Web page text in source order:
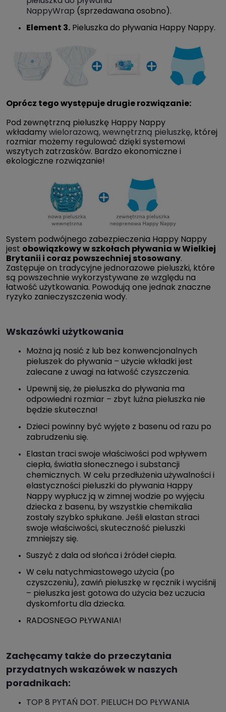
NappyWrap (sprzedawana osobno).
Element 3. Pieluszka do pływania Happy Nappy.
Oprócz tego występuje drugie rozwiązanie:
Pod zewnętrzną pieluszkę Happy Nappy
wkładamywielorazową, wewnętrzną pieluszkę, której
rozmiar możemy regulować dzięki systemowi
wszytych zatrzasków. Bardzo ekonomiczne i
ekologiczne rozwiązanie!
System podwójnego zabezpieczenia Happy Nappy
jest obowiązkowy w szkołach pływania w Wielkiej
Brytanii i coraz powszechniej stosowany.
Zastępuje on tradycyjne jednorazowe pieluszki, które
są powszechnie wykorzystywane ze względu na
łatwość użytkowania. Powodują one jednak znaczne
ryzyko zanieczyszczenia wody.
Wskazówki użytkowania
Można ją nosić z lub bez konwencjonalnych
pieluszek do pływania – użycie wkładki jest
zalecane z uwagi na łatwość czyszczenia.
Upewnij się, że pieluszka do pływania ma
odpowiedni rozmiar – zbyt luźna pieluszka nie
będzie skuteczna!
Dzieci powinny być wyjęte z basenu od razu po
zabrudzeniu się.
Elastan traci swoje właściwości pod wpływem
ciepła, światła słonecznego i substancji
chemicznych. W celu przedłużenia używalności i
elastyczności pieluszki do pływania Happy
Nappy wypłucz ją w zimnej wodzie po wyjęciu
dziecka z basenu, by wszystkie chemikalia
zostały szybko spłukane. Jeśli elastan straci
swoje właściwości, skuteczność pieluszki
zmniejszy się.
Suszyć z dala od słońca i źródeł ciepła.
W celu natychmiastowego użycia (po
czyszczeniu), zawiń pieluszkę w ręcznik i wyciśnij
– pieluszka jest gotowa do użycia bez uczucia
dyskomfortu dla dziecka.
RADOSNEGO PŁYWANIA!
Zachęcamy także do przeczytania
przydatnych wskazówek w naszych
poradnikach:
TOP 8 PYTAŃ DOT. PIELUCH DO PŁYWANIA